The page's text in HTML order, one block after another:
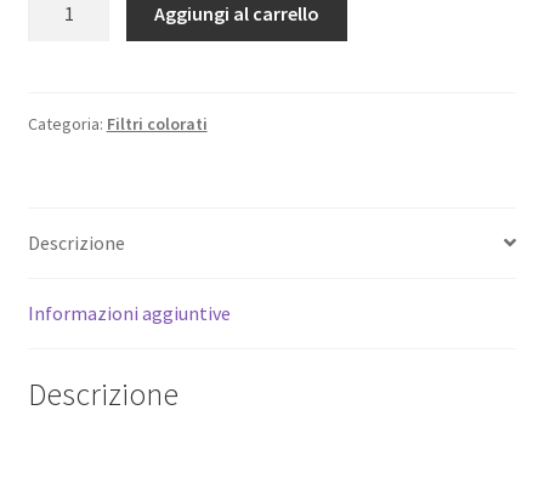
giallo
lens
1.5-
quantità
Aggiungi al carrello
Categoria: Filtri colorati
Descrizione
Informazioni aggiuntive
Descrizione